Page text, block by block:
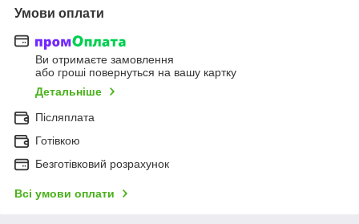
Умови оплати
Ви отримаєте замовлення
або гроші повернуться на вашу картку
Детальніше
Післяплата
Готівкою
Безготівковий розрахунок
Всі умови оплати